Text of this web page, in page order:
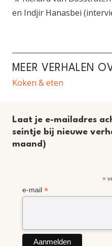
en Indjir Hanasbei
MEER VERHALEN
Koken & eten
Laat je e-mailadres
seintje bij nieuwe
maand)
*
e-mail *